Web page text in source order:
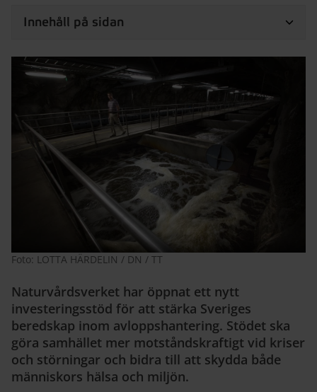
Innehåll på sidan
Foto: LOTTA HÄRDELIN / DN / TT
Naturvårdsverket har öppnat ett nytt
investeringsstöd för att stärka Sveriges
beredskap inom avloppshantering. Stödet ska
göra samhället mer motståndskraftigt vid kriser
och störningar och bidra till att skydda både
människors hälsa och miljön.